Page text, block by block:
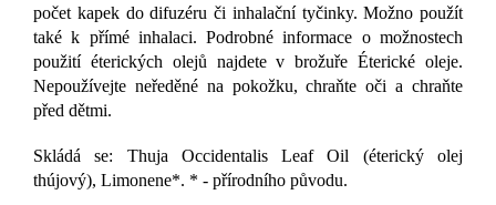
počet kapek do difuzéru či inhalační tyčinky. Možno použít
také k přímé inhalaci. Podrobné informace o možnostech
použití éterických olejů najdete v brožuře Éterické oleje.
Nepoužívejte neředěné na pokožku, chraňte oči a chraňte
před dětmi.
Skládá se: Thuja Occidentalis Leaf Oil (éterický olej
thújový), Limonene*. * - přírodního původu.